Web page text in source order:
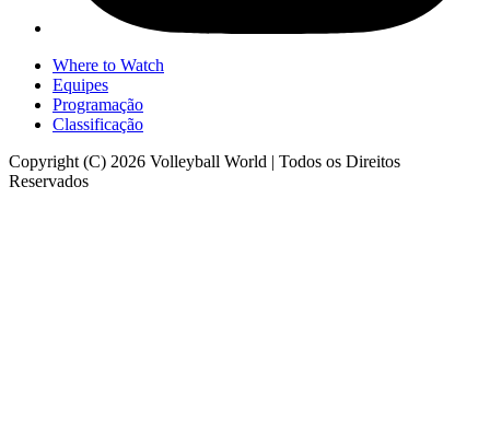
Where to Watch
Equipes
Programação
Classificação
Copyright (C) 2026 Volleyball World | Todos os Direitos
Reservados